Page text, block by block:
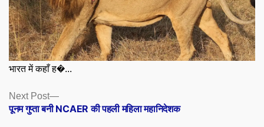
भारत में कहाँ ह�...
Posts
navigation
Next Post
Next
post:
पूनम गुप्ता बनी NCAER की पहली महिला महानिदेशक